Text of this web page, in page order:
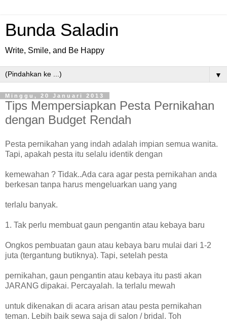
Bunda Saladin
Write, Smile, and Be Happy
▼
Minggu, 20 Januari 2013
Tips Mempersiapkan Pesta Pernikahan
dengan Budget Rendah
Pesta pernikahan yang indah adalah impian semua wanita.
Tapi, apakah pesta itu selalu identik dengan
kemewahan ? Tidak..Ada cara agar pesta pernikahan anda
berkesan tanpa harus mengeluarkan uang yang
terlalu banyak.
1. Tak perlu membuat gaun pengantin atau kebaya baru
Ongkos pembuatan gaun atau kebaya baru mulai dari 1-2
juta (tergantung butiknya). Tapi, setelah pesta
pernikahan, gaun pengantin atau kebaya itu pasti akan
JARANG dipakai. Percayalah. Ia terlalu mewah
untuk dikenakan di acara arisan atau pesta pernikahan
teman. Lebih baik sewa saja di salon / bridal. Toh